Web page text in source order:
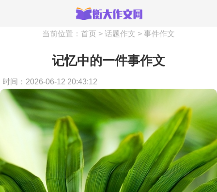
当前位置： 首页 > 话题作文 > 事件作文
记忆中的一件事作文
时间：2026-06-12 20:43:12